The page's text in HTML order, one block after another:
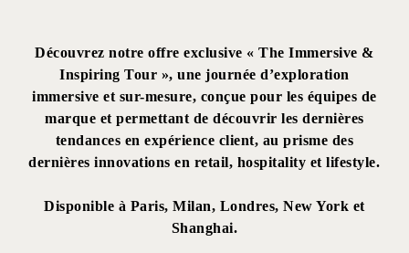
OBSERVATOIRE DES TENDANCES
EN SAVOIR PLUS
Découvrez notre offre exclusive « The Immersive &
Inspiring Tour », une journée d’exploration
immersive et sur-mesure, conçue pour les équipes de
marque et permettant de découvrir les dernières
tendances en expérience client, au prisme des
dernières innovations en retail, hospitality et lifestyle.
Disponible à Paris, Milan, Londres, New York et
Shanghai.